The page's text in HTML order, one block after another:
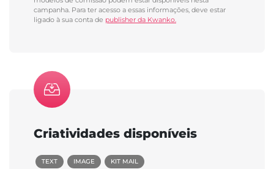
campanha. Para ter acesso a essas informações, deve estar
ligado à sua conta de publisher da Kwanko.
Criatividades disponíveis
TEXT IMAGE KIT MAIL